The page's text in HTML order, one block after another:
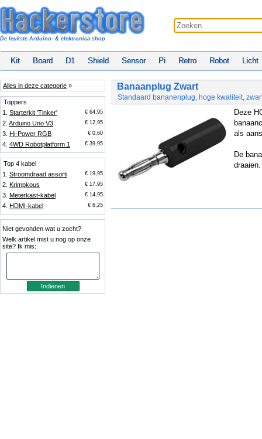
De leukste Arduino- & elektronica-shop
Kit Board D1 Shield Sensor Pi Retro Robot Licht
Alles in deze categorie »
Toppers
1. Starterkit 'Tinker' € 64,95
2. Arduino Uno V3 € 12,95
3. Hi-Power RGB € 0,60
4. 4WD Robotplatform 1 € 39,95
Top 4 kabel
1. Stroomdraad assorti € 19,95
2. Krimpkous € 17,95
3. Meterkast-kabel € 14,95
4. HDMI-kabel € 6,25
Niet gevonden wat u zocht?
Welk artikel mist u nog op onze
site? Ik mis:
Banaanplug Zwart
Standaard bananenplug, hoge kwaliteit,
Deze
als
De